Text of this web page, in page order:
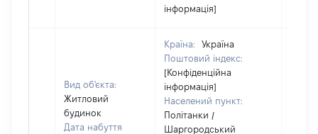
інформація]
Вид об'єкта:
Житловий
будинок
Дата набуття
Країна:
Україна
Поштовий індекс:
[Конфіденційна
інформація]
Населений пункт:
Політанки /
Шаргородський